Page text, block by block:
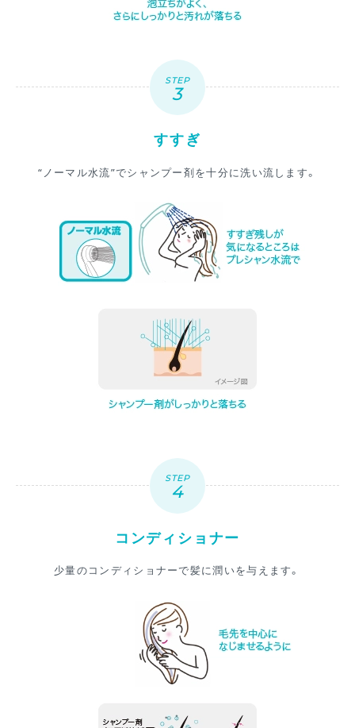
STEP
すすぎ
“ノーマル水流”でシャンプー剤を十分に洗い流します。
STEP
コンディショナー
少量のコンディショナーで髪に潤いを与えます。